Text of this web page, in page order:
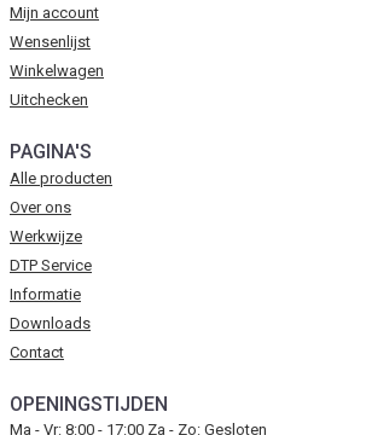
Mijn account
Wensenlijst
Winkelwagen
Uitchecken
PAGINA'S
Alle producten
Over ons
Werkwijze
DTP Service
Informatie
Downloads
Contact
OPENINGSTIJDEN
Ma - Vr: 8:00 - 17:00 Za - Zo: Gesloten